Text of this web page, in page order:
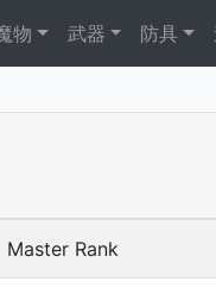
物 武器 防具
Master Rank